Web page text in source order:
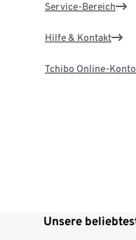
Service-Bereich
Hilfe & Kontakt
Tchibo Online-Konto
Unsere